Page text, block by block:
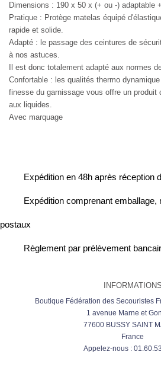
Dimensions : 190 x 50 x (+ ou -) adaptable
Pratique : Protège matelas équipé
rapide et solide.
Adapté : le passage des ceintures de
à nos astuces.
Il est donc totalement adapté aux normes
Confortable : les qualités thermo
finesse du garnissage vous offre un produit
aux liquides.
Avec marquage
Expédition en 48h après réception
Expédition comprenant emballage,
postaux
Règlement par prélèvement
INFORMATIONS
Boutique Fédération des Secouristes
1 avenue Marne et
77600 BUSSY SAINT
France
Appelez-nous :